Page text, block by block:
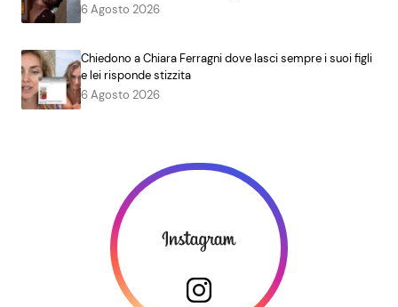
6 Agosto 2026
Chiedono a Chiara Ferragni dove lasci sempre i suoi figli
e lei risponde stizzita
6 Agosto 2026